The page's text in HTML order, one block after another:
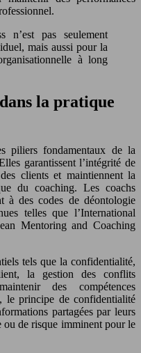
n’est pas seulement
mais aussi pour la
à long
la pratique
piliers fondamentaux de la
garantissent l’intégrité de
clients et maintiennent la
du coaching. Les coachs
à des codes de déontologie
telles que l’International
Mentoring and Coaching
tels que la confidentialité,
la gestion des conflits
des compétences
le principe de confidentialité
partagées par leurs
ou de risque imminent pour le